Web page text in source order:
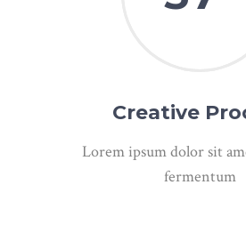
Creative
Lorem ipsum dolor sit
fermentum